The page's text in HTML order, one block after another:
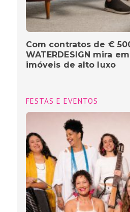
Com contratos de €
WATERDESIGN mira
imóveis de alto luxo
FESTAS E EVENTOS